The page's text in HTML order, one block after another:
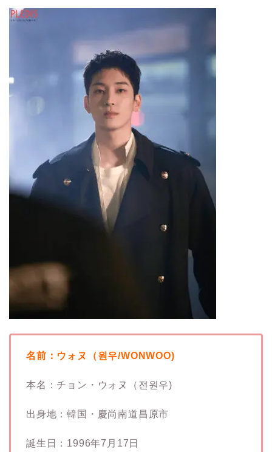
名前：ウォヌ（원우/WONWOO)
本名：チョン・ウォヌ（전원우)
出身地：韓国・慶尚南道昌原市
誕生日：1996年7月17日